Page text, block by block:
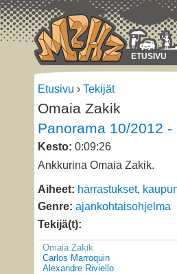
ETUSIVU
Etusivu › Tekijät
Omaia Zakik
Panorama 10/2012 -
Kesto: 0:09:26
Ankkurina Omaia Zakik.
Aiheet: harrastukset,
Genre: ajankohtaisohjelma
Tekijä(t):
Omaia Zakik
Carlos Marroquin
Alexandre Riviello